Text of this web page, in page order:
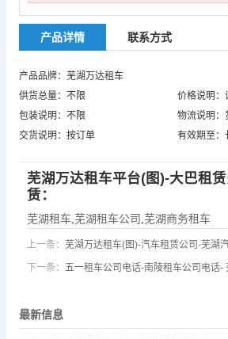
产品详情 联系方式
产品品牌：芜湖万达租车
供货总量：不限
价格说明：
包装说明：不限
物流说明：
交货说明：按订单
有效期至：
芜湖万达租车平台(图)-大巴租
赁：
芜湖租车 芜湖租车公司 芜湖商务租车
上一条： 芜湖万达租车(图)-汽车租赁公司-芜湖
下一条： 五一租车公司电话-南陵租车公司电话-
最新信息